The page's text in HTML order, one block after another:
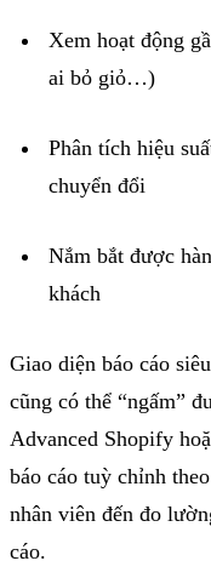
Xem hoạt động
ai bỏ giỏ…)
Phân tích hiệu
chuyển đổi
Nắm bắt được
khách
Giao diện báo cáo
cũng có thể “ngấm”
Advanced Shopify
báo cáo tuỳ chỉnh
nhân viên đến đo
cáo.